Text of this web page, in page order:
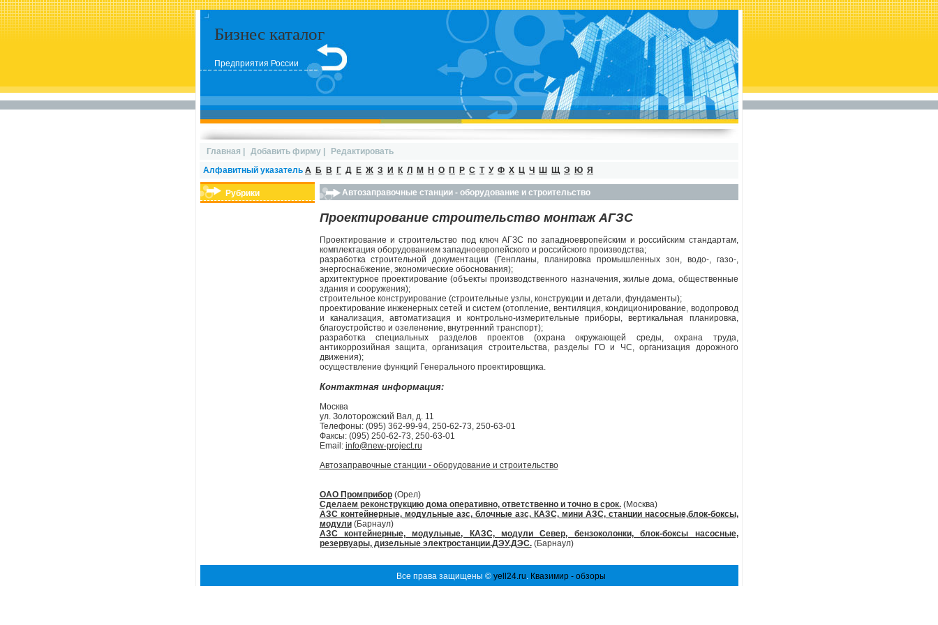
Бизнес каталог
Предприятия России
Главная Добавить фирму
Редактировать
Алфавитный указатель А Б В Г Д Е Ж З И К Л М Н О П Р С Т У Ф Х Ц Ч Ш Щ Э Ю Я
Автозаправочные станции - оборудование и строительство
Проектирование строительство монтаж АГЗС
Проектирование и строительство под ключ АГЗС по западноевропейским и российским стандартам,
комплектация оборудованием западноевропейского и российского производства;
разработка строительной документации (Генпланы, планировка промышленных зон, водо-, газо-,
энергоснабжение, экономические обоснования);
архитектурное проектирование (объекты производственного назначения, жилые дома, общественные
здания и сооружения);
строительное конструирование (строительные узлы, конструкции и детали, фундаменты);
проектирование инженерных сетей и систем (отопление, вентиляция, кондиционирование, водопровод
и канализация, автоматизация и контрольно-измерительные приборы, вертикальная планировка,
благоустройство и озеленение, внутренний транспорт);
разработка специальных разделов проектов (охрана окружающей среды, охрана труда,
антикоррозийная защита, организация строительства, разделы ГО и ЧС, организация дорожного
движения);
осуществление функций Генерального проектировщика.
Контактная информация:
Москва
ул. Золоторожский Вал, д. 11
Телефоны: (095) 362-99-94, 250-62-73, 250-63-01
Факсы: (095) 250-62-73, 250-63-01
Email: info@new-project.ru
Автозаправочные станции - оборудование и строительство
ОАО Промприбор(Орел)
Сделаем реконструкцию дома оперативно, ответственно и точно в срок.(Москва)
АЗС контейнерные, модульные азс, блочные азс, КАЗС, мини АЗС, станции насосные,блок-боксы,
модули(Барнаул)
АЗС контейнерные, модульные, КАЗС, модули Север, бензоколонки, блок-боксы насосные,
резервуары, дизельные электростанции.ДЭУ.ДЭС.(Барнаул)
Рубрики
Все права защищены © yell24.ru. Квазимир - обзоры